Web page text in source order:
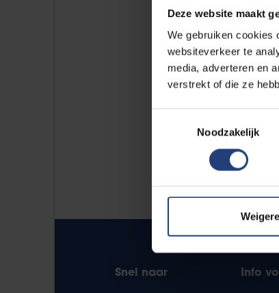
Deze website maakt
We gebruiken cookies
websiteverkeer te
media, adverteren en
verstrekt of die ze
Noodzakelijk
Snel naar Info